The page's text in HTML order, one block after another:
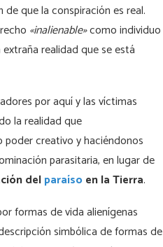
que la conspiración es real.
«inalienable»como individuo
realidad que se está
por aquí y las víctimas
la realidad que
poder creativo y haciéndonos
parasitaria, en lugar de
delparaíso en la Tierra.
formas de vida alienígenas
simbólica de formas de